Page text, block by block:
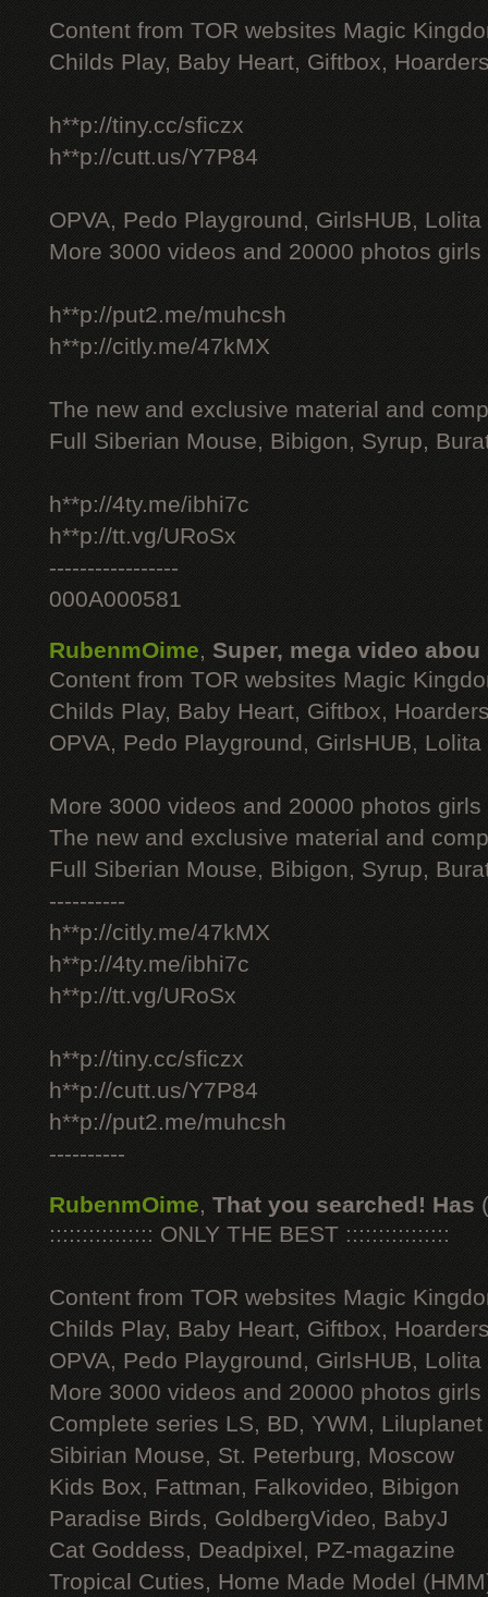
Content from TOR websites Magic
Childs Play, Baby Heart, Giftbox,
h**p://tiny.cc/sficzx
h**p://cutt.us/Y7P84
OPVA, Pedo Playground, GirlsHUB, Lolita
More 3000 videos and 20000 photos
h**p://put2.me/muhcsh
h**p://citly.me/47kMX
The new and exclusive material and
Full Siberian Mouse, Bibigon, Syrup,
h**p://4ty.me/ibhi7c
h**p://tt.vg/URoSx
-----------------
000A000581
RubenmOime, Super, mega video abou
Content from TOR websites Magic
Childs Play, Baby Heart, Giftbox,
OPVA, Pedo Playground, GirlsHUB, Lolita
More 3000 videos and 20000 photos
The new and exclusive material and
Full Siberian Mouse, Bibigon, Syrup,
----------
h**p://citly.me/47kMX
h**p://4ty.me/ibhi7c
h**p://tt.vg/URoSx
h**p://tiny.cc/sficzx
h**p://cutt.us/Y7P84
h**p://put2.me/muhcsh
----------
RubenmOime, That you searched! Has
:::::::::::::::: ONLY THE BEST ::::::::::::::::
Content from TOR websites Magic
Childs Play, Baby Heart, Giftbox,
OPVA, Pedo Playground, GirlsHUB, Lolita
More 3000 videos and 20000 photos
Complete series LS, BD, YWM, Liluplanet
Sibirian Mouse, St. Peterburg, Moscow
Kids Box, Fattman, Falkovideo, Bibigon
Paradise Birds, GoldbergVideo, BabyJ
Cat Goddess, Deadpixel, PZ-magazine
Tropical Cuties, Home Made Model